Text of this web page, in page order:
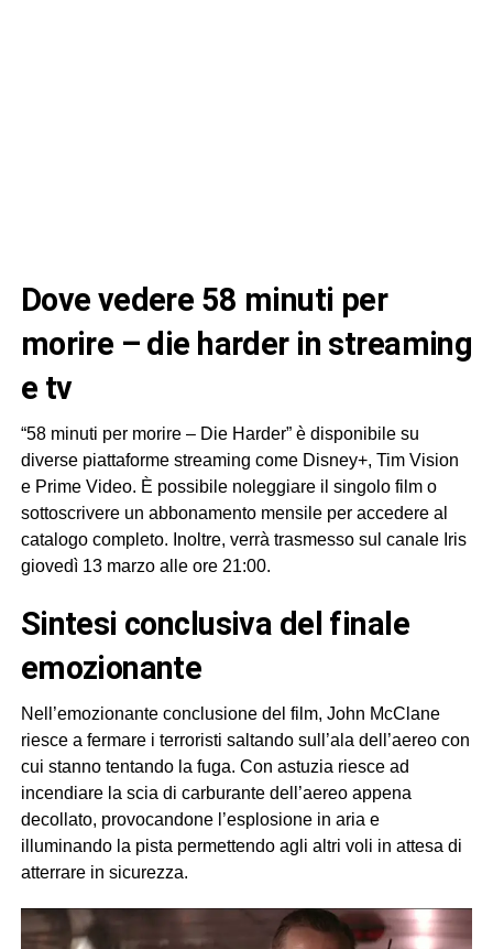
dove vedere 58 minuti per
morire – die harder in streaming
e tv
“58 minuti per morire – Die Harder” è disponibile su
diverse piattaforme streaming come Disney+, Tim Vision
e Prime Video. È possibile noleggiare il singolo film o
sottoscrivere un abbonamento mensile per accedere al
catalogo completo. Inoltre, verrà trasmesso sul canale Iris
giovedì 13 marzo alle ore 21:00.
sintesi conclusiva del finale
emozionante
Nell’emozionante conclusione del film, John McClane
riesce a fermare i terroristi saltando sull’ala dell’aereo con
cui stanno tentando la fuga. Con astuzia riesce ad
incendiare la scia di carburante dell’aereo appena
decollato, provocandone l’esplosione in aria e
illuminando la pista permettendo agli altri voli in attesa di
atterrare in sicurezza.